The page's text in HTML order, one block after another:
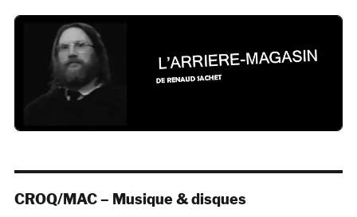
CROQ/MAC – Musique & disques